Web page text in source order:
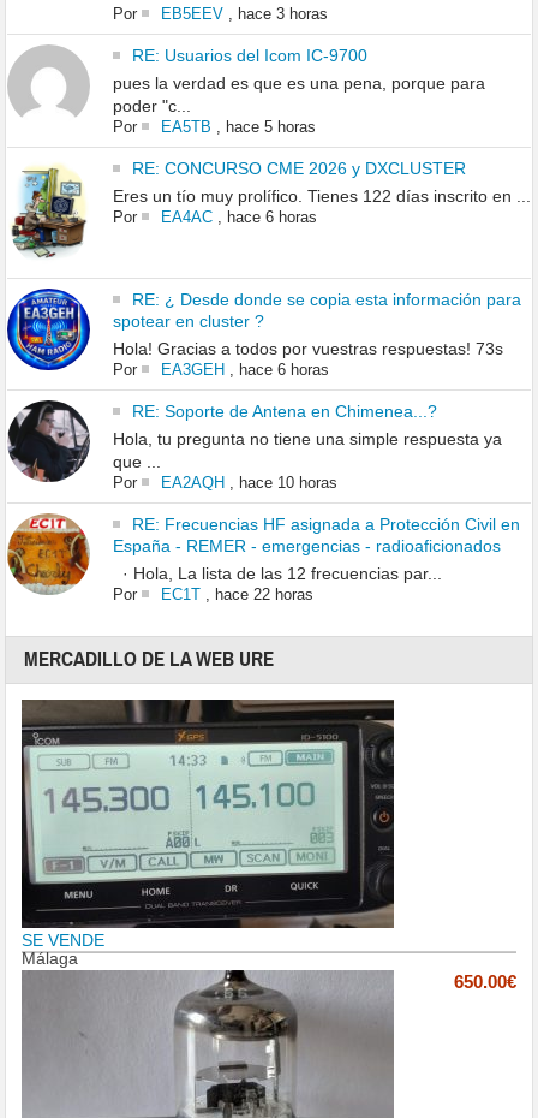
Por EB5EEV, hace 3 horas
RE: Usuarios del Icom IC-9700
pues la verdad es que es una pena, porque para
poder "c...
Por EA5TB hace 5 horas
RE: CONCURSO CME 2026 y DXCLUSTER
Eres un tío muy prolífico. Tienes 122 días inscrito en ...
Por EA4AC, hace 6 horas
RE: ¿ Desde donde se copia esta información para
spotear en cluster ?
Hola! Gracias a todos por vuestras respuestas! 73s
Por EA3GEH, hace 6 horas
RE: Soporte de Antena en Chimenea...?
Hola, tu pregunta no tiene una simple respuesta ya
que ...
Por EA2AQH, hace 10 horas
RE: Frecuencias HF asignada a Protección Civil en
España - REMER - emergencias - radioaficionados
· Hola, La lista de las 12 frecuencias par...
Por EC1T, hace 22 horas
MERCADILLO DE LA WEB URE
SE VENDE
Málaga
650.00€